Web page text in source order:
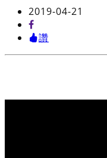
2019-04-21
讚